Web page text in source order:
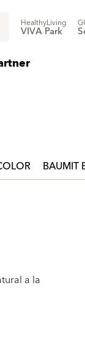
HealthyLiving
VIVA Park
BAUMIT
a la